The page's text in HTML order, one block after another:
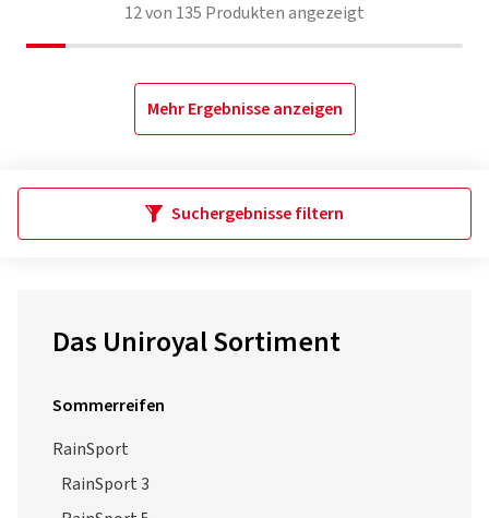
12von 135 Produkten angezeigt
Mehr Ergebnisse anzeigen
Suchergebnisse filtern
Das Uniroyal Sortiment
Sommerreifen
RainSport
RainSport 3